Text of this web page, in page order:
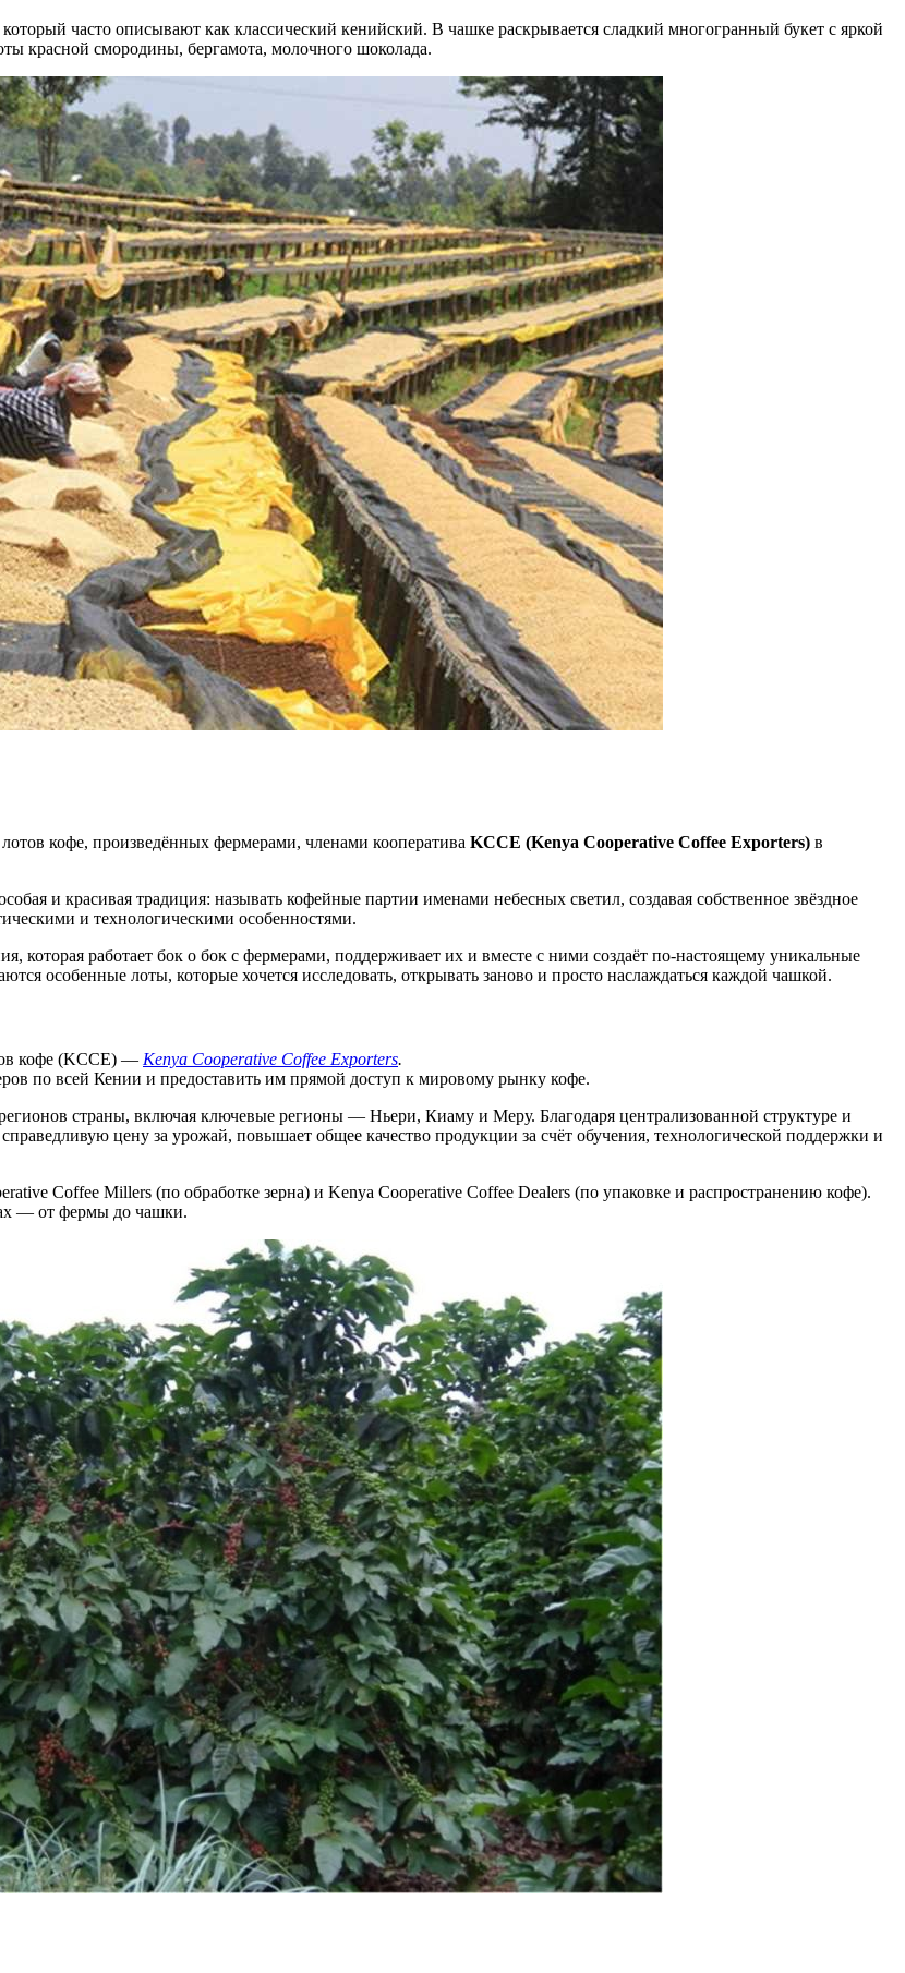
часто описывают как классический кенийский. В чашке раскрывается сладкий многогранный букет с яркой
красной смородины, бергамота, молочного шоколада.
кофе, произведённых фермерами, членами кооператива KCCE (Kenya Cooperative Coffee Exporters) в
и красивая традиция: называть кофейные партии именами небесных светил, создавая собственное звёздное
и технологическими особенностями.
которая работает бок о бок с фермерами, поддерживает их и вместе с ними создаёт по-настоящему уникальные
особенные лоты, которые хочется исследовать, открывать заново и просто наслаждаться каждой чашкой.
кофе (KCCE) — Kenya Cooperative Coffee Exporters.
по всей Кении и предоставить им прямой доступ к мировому рынку кофе.
страны, включая ключевые регионы — Ньери, Киаму и Меру. Благодаря централизованной структуре и
цену за урожай, повышает общее качество продукции за счёт обучения, технологической поддержки и
Coffee Millers (по обработке зерна) и Kenya Cooperative Coffee Dealers (по упаковке и распространению кофе).
— от фермы до чашки.